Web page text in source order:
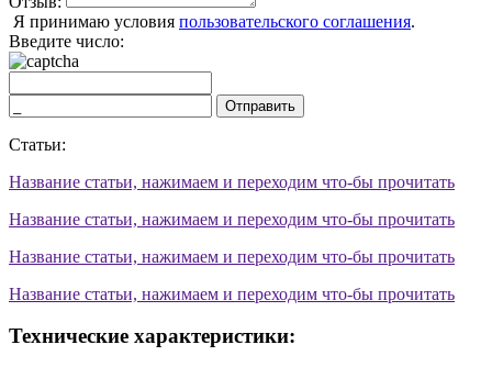
Я принимаю условия пользовательского соглашения.
Введите число:
Отправить
Статьи:
Название статьи, нажимаем и переходим что-бы прочитать
Название статьи, нажимаем и переходим что-бы прочитать
Название статьи, нажимаем и переходим что-бы прочитать
Название статьи, нажимаем и переходим что-бы прочитать
Технические характеристики: